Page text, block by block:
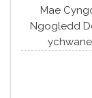
Mae
Ngogledd